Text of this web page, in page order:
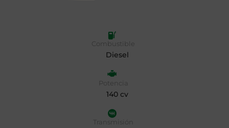
Combustible
Diesel
Potencia
140 cv
Transmisión